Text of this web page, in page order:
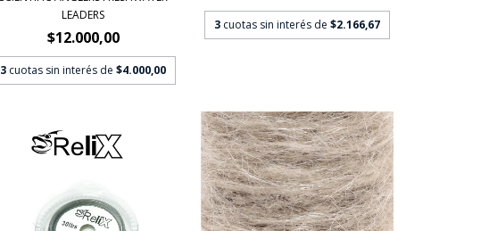
LEADERS
$12.000,00
3 cuotas sin interés de$4.000,00
3 cuotas sin interés de$2.166,67